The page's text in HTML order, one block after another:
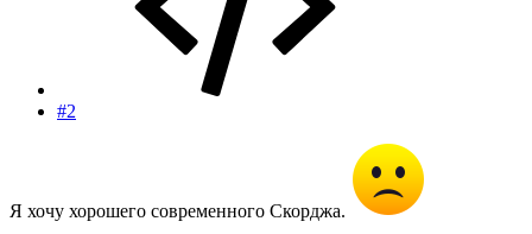
#2
Я хочу хорошего современного Скорджа.